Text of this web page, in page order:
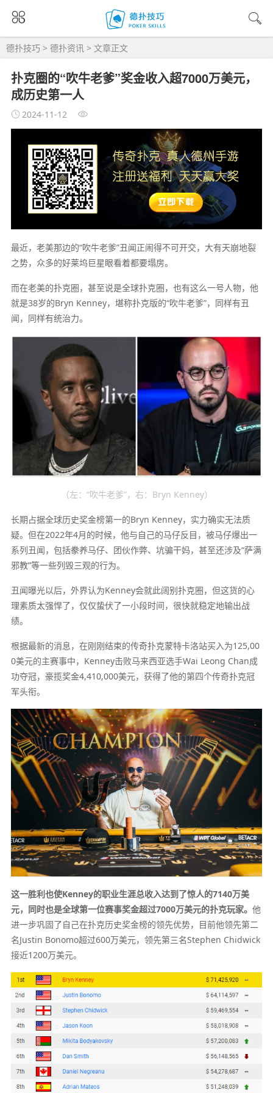
德扑技巧 > 德扑资讯 > 文章正文
扑克圈的“吹牛老爹”奖金收入超7000万美元，
成历史第一人
2024-11-12
最近，老美那边的“吹牛老爹”丑闻正闹得不可开交，大有天崩地裂
之势，众多的好莱坞巨星眼看着都要塌房。
而在老美的扑克圈，甚至说是全球扑克圈，也有这么一号人物，他
就是38岁的Bryn Kenney，堪称扑克版的“吹牛老爹”，同样有丑
闻，同样有统治力。
（左：“吹牛老爹”，右：Bryn Kenney）
长期占据全球历史奖金榜第一的Bryn Kenney，实力确实无法质
疑。但在2022年4月的时候，他与自己的马仔反目，被马仔爆出一
系列丑闻，包括豢养马仔、团伙作弊、坑骗干妈，甚至还涉及“萨满
邪教”等一些列毁三观的行为。
丑闻曝光以后，外界认为Kenney会就此阔别扑克圈，但这货的心
理素质太强悍了，仅仅蛰伏了一小段时间，很快就稳定地输出战
绩。
根据最新的消息，在刚刚结束的传奇扑克蒙特卡洛站买入为125,00
0美元的主赛事中，Kenney击败马来西亚选手Wai Leong Chan成
功夺冠，豪揽奖金4,410,000美元，获得了他的第四个传奇扑克冠
军头衔。
这一胜利也使Kenney的职业生涯总收入达到了惊人的7140万美
元，同时也是全球第一位赛事奖金超过7000万美元的扑克玩家。 他
进一步巩固了自己在扑克历史奖金榜的领先优势，目前他领先第二
名Justin Bonomo超过600万美元，领先第三名Stephen Chidwick
接近1200万美元。